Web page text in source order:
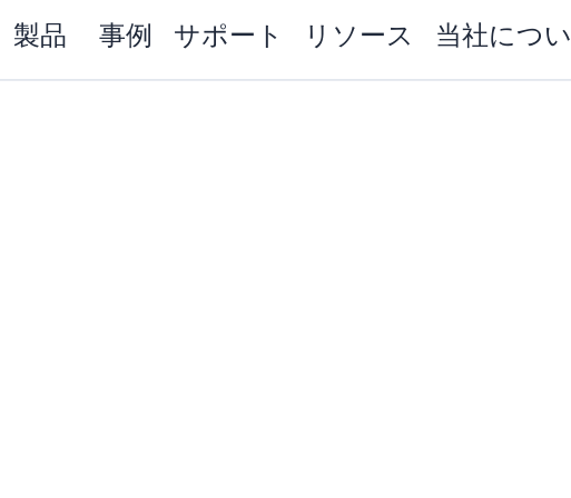
製品 事例 サポート リソース 当社につ